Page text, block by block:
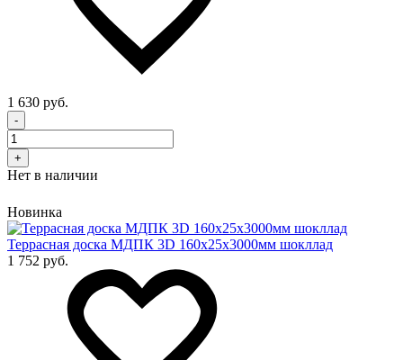
1 630 руб.
-
+
Нет в наличии
Новинка
Террасная доска МДПК 3D 160x25х3000мм шокллад
1 752 руб.